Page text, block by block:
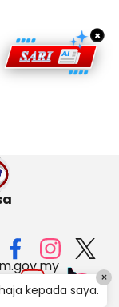
×
kepada saya.
×